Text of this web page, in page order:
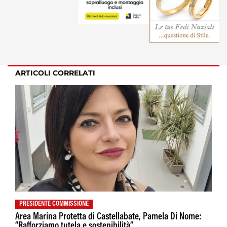
ARTICOLI CORRELATI
PRESIDENTE COMMISSIONE
Area Marina Protetta di Castellabate, Pamela Di Nome: